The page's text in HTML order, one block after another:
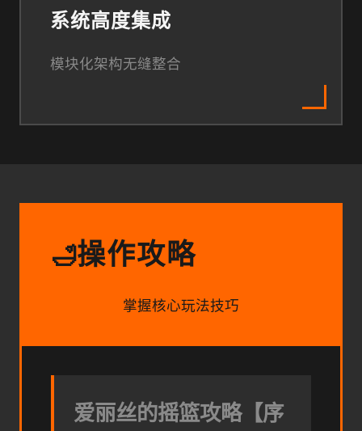
系统高度集成
模块化架构无缝整合
🛁操作攻略
掌握核心玩法技巧
爱丽丝的摇篮攻略【序